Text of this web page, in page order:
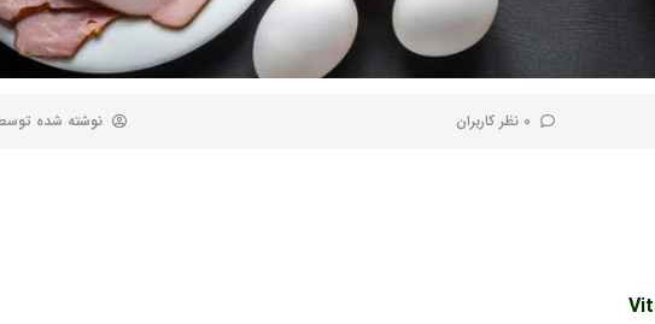
0 نظر کاربران نوشته شده